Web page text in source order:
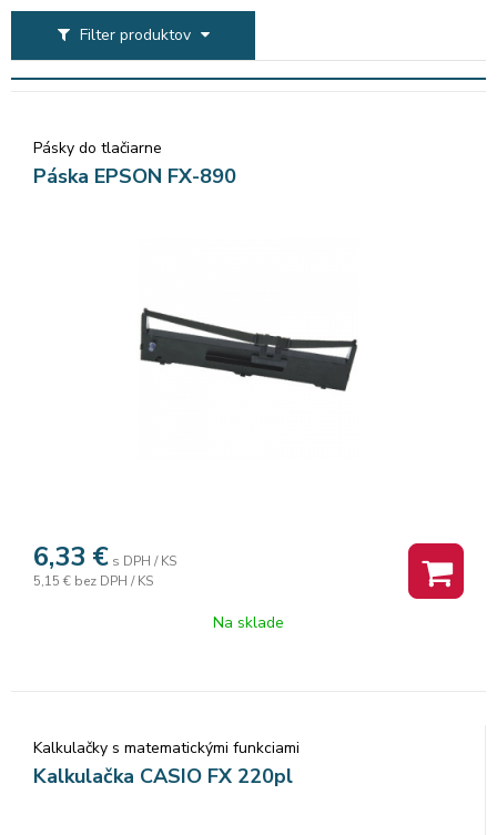
Filter produktov
Pásky do tlačiarne
Páska EPSON FX-890
6,33 € s DPH / KS
5,15 € bez DPH / KS
Na sklade
Kalkulačky s matematickými funkciami
Kalkulačka CASIO FX 220pl